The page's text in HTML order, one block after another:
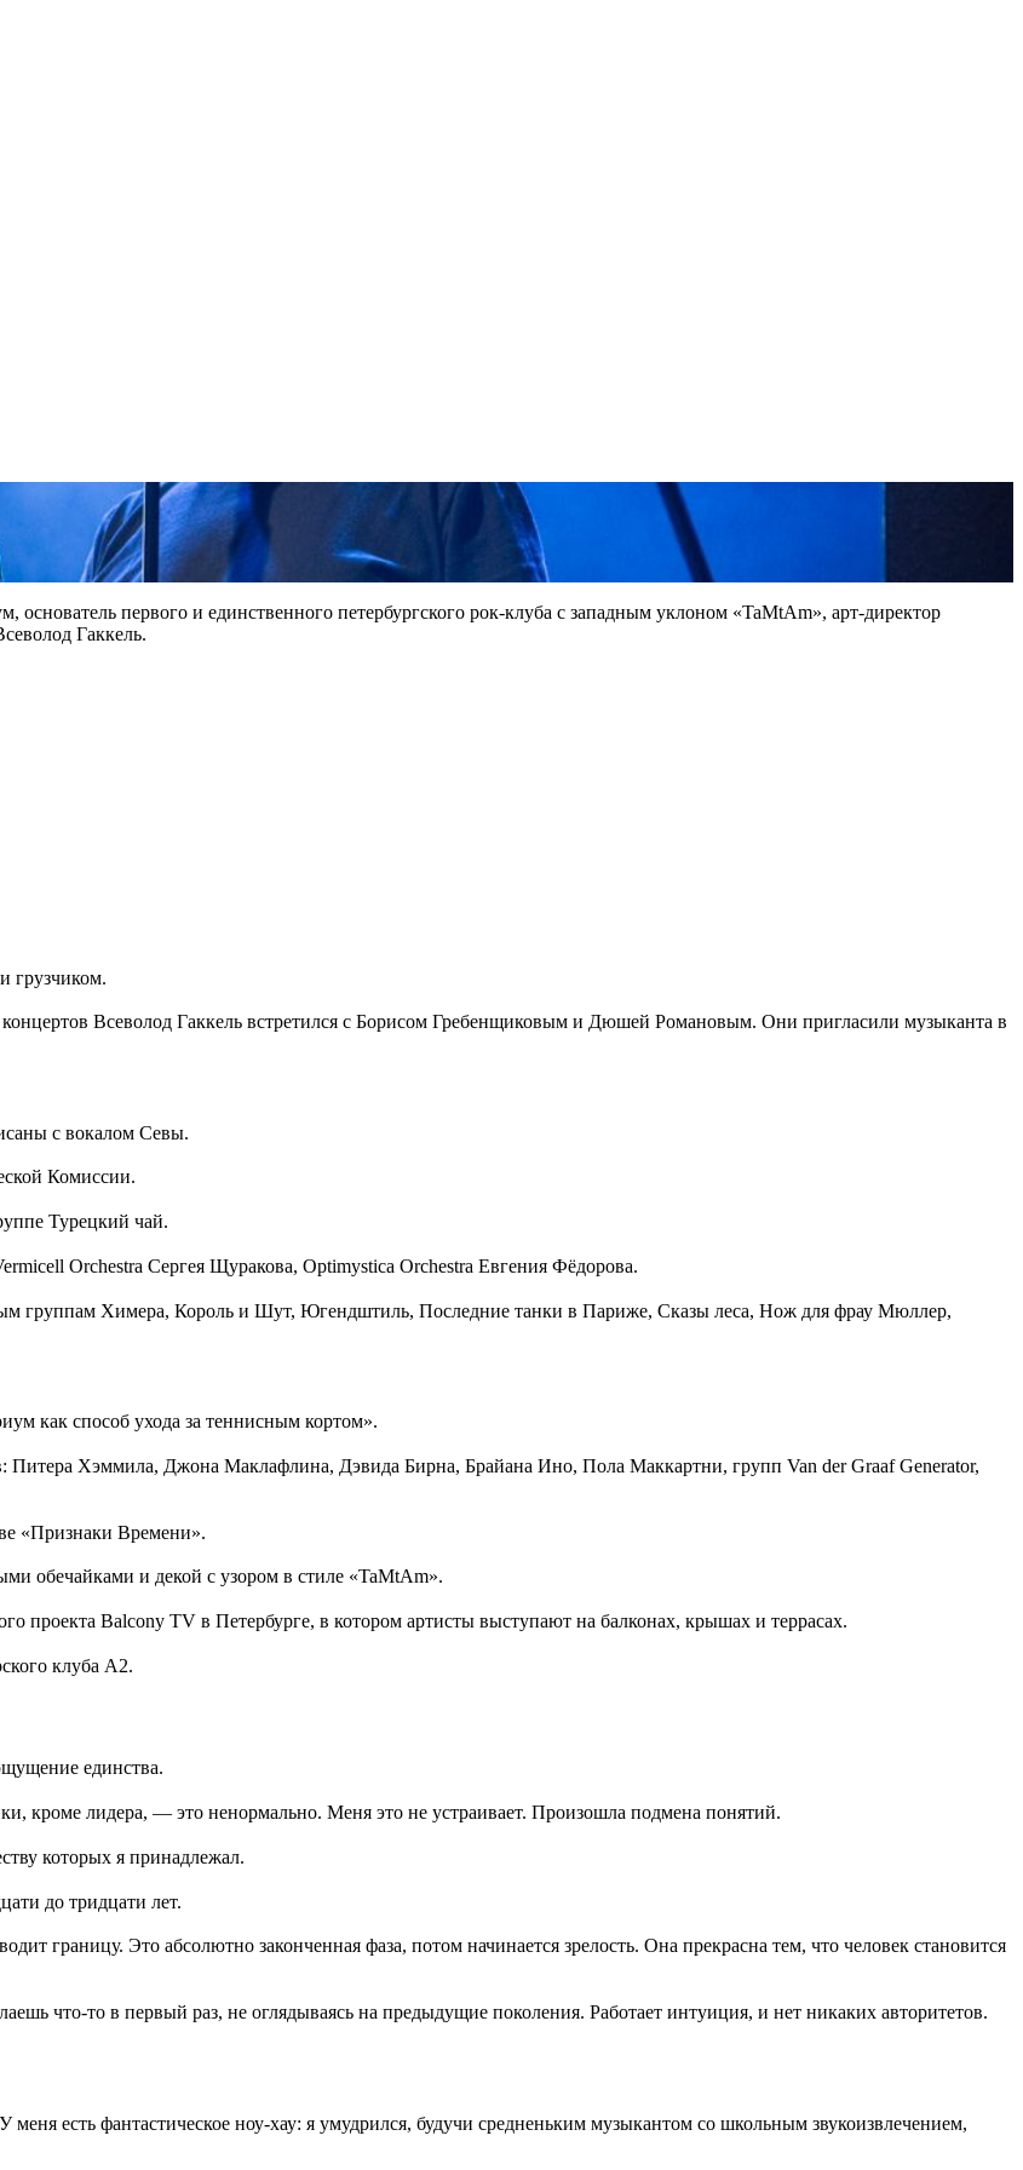
первого и единственного петербургского рок-клуба с западным уклоном «TaMtAm», арт-директор
Гаккель.
грузчиком.
Всеволод Гаккель встретился с Борисом Гребенщиковым и Дюшей Романовым. Они пригласили музыканта в
с вокалом Севы.
Комиссии.
Турецкий чай.
Orchestra Сергея Щуракова, Optimystica Orchestra Евгения Фёдорова.
группам Химера, Король и Шут, Югендштиль, Последние танки в Париже, Сказы леса, Нож для фрау Мюллер,
как способ ухода за теннисным кортом».
Питера Хэммила, Джона Маклафлина, Дэвида Бирна, Брайана Ино, Пола Маккартни, групп Van der Graaf Generator,
«Признаки Времени».
обечайками и декой с узором в стиле «TaMtAm».
проекта Balcony TV в Петербурге, в котором артисты выступают на балконах, крышах и террасах.
клуба А2.
единства.
кроме лидера, — это ненормально. Меня это не устраивает. Произошла подмена понятий.
которых я принадлежал.
до тридцати лет.
границу. Это абсолютно законченная фаза, потом начинается зрелость. Она прекрасна тем, что человек становится
что-то в первый раз, не оглядываясь на предыдущие поколения. Работает интуиция, и нет никаких авторитетов.
есть фантастическое ноу-хау: я умудрился, будучи средненьким музыкантом со школьным звукоизвлечением,